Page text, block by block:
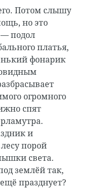
Потом слышу
но это
— подол
платья,
фонарик
огромного
спят
и
порой
света.
землёй так,
празднует?